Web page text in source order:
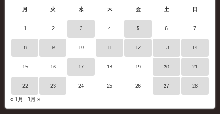
月 火 水 木 金 土 日
1 2 3 4 5 6 7
8 9 10 11 12 13 14
15 16 17 18 19 20 21
22 23 24 25 26 27 28
« 1月 3月 »